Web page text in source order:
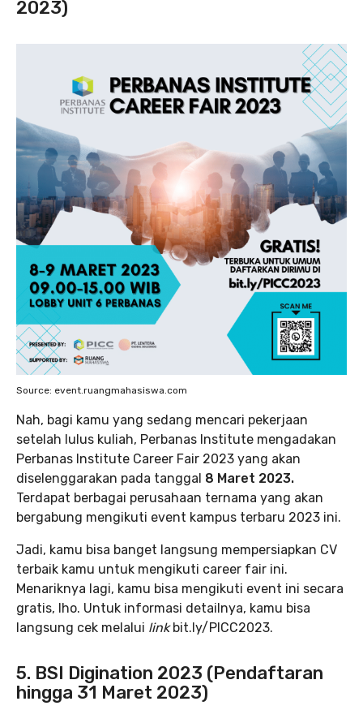
2023)
Source: event.ruangmahasiswa.com
Nah, bagi kamu yang sedang mencari pekerjaan
setelah lulus kuliah, Perbanas Institute mengadakan
Perbanas Institute Career Fair 2023 yang akan
diselenggarakan pada tanggal 8 Maret 2023.
Terdapat berbagai perusahaan ternama yang akan
bergabung mengikuti event kampus terbaru 2023 ini.
Jadi, kamu bisa banget langsung mempersiapkan CV
terbaik kamu untuk mengikuti career fair ini.
Menariknya lagi, kamu bisa mengikuti event ini secara
gratis, lho. Untuk informasi detailnya, kamu bisa
langsung cek melalui link bit.ly/PICC2023.
5. BSI Digination 2023 (Pendaftaran
hingga 31 Maret 2023)